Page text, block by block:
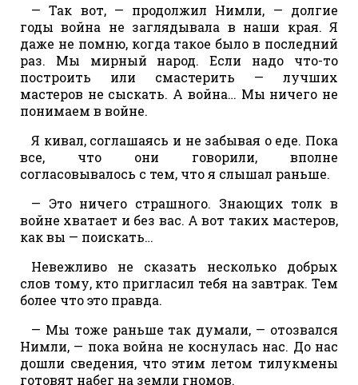
— Так вот, — продолжил Нимли, — долгие
годы война не заглядывала в наши края. Я
даже не помню, когда такое было в последний
раз. Мы мирный народ. Если надо что-то
построить или смастерить — лучших
мастеров не сыскать. А война… Мы ничего не
понимаем в войне.
Я кивал, соглашаясь и не забывая о еде. Пока
все, что они говорили, вполне
согласовывалось с тем, что я слышал раньше.
— Это ничего страшного. Знающих толк в
войне хватает и без вас. А вот таких мастеров,
как вы — поискать…
Невежливо не сказать несколько добрых
слов тому, кто пригласил тебя на завтрак. Тем
более что это правда.
— Мы тоже раньше так думали, — отозвался
Нимли, — пока война не коснулась нас. До нас
дошли сведения, что этим летом тилукмены
готовят набег на земли гномов.